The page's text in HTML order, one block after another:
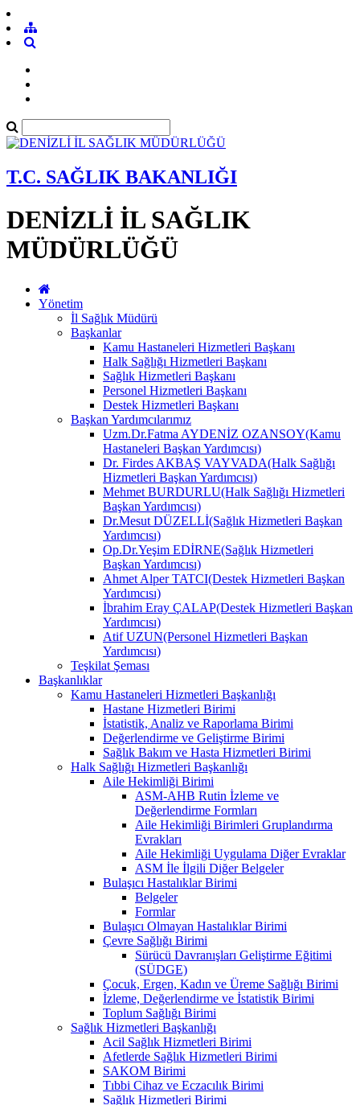
T.C. SAĞLIK BAKANLIĞI
DENİZLİ İL SAĞLIK
MÜDÜRLÜĞÜ
Yönetim
İl Sağlık Müdürü
Başkanlar
Kamu Hastaneleri Hizmetleri Başkanı
Halk Sağlığı Hizmetleri Başkanı
Sağlık Hizmetleri Başkanı
Personel Hizmetleri Başkanı
Destek Hizmetleri Başkanı
Başkan Yardımcılarımız
Uzm.Dr.Fatma AYDENİZ OZANSOY(Kamu
Hastaneleri Başkan Yardımcısı)
Dr. Firdes AKBAŞ VAYVADA(Halk Sağlığı
Hizmetleri Başkan Yardımcısı)
Mehmet BURDURLU(Halk Sağlığı Hizmetleri
Başkan Yardımcısı)
Dr.Mesut DÜZELLİ(Sağlık Hizmetleri Başkan
Yardımcısı)
Op.Dr.Yeşim EDİRNE(Sağlık Hizmetleri
Başkan Yardımcısı)
Ahmet Alper TATCI(Destek Hizmetleri Başkan
Yardımcısı)
İbrahim Eray ÇALAP(Destek Hizmetleri Başkan
Yardımcısı)
Atif UZUN(Personel Hizmetleri Başkan
Yardımcısı)
Teşkilat Şeması
Başkanlıklar
Kamu Hastaneleri Hizmetleri Başkanlığı
Hastane Hizmetleri Birimi
İstatistik, Analiz ve Raporlama Birimi
Değerlendirme ve Geliştirme Birimi
Sağlık Bakım ve Hasta Hizmetleri Birimi
Halk Sağlığı Hizmetleri Başkanlığı
Aile Hekimliği Birimi
ASM-AHB Rutin İzleme ve
Değerlendirme Formları
Aile Hekimliği Birimleri Gruplandırma
Evrakları
Aile Hekimliği Uygulama Diğer Evraklar
ASM İle İlgili Diğer Belgeler
Bulaşıcı Hastalıklar Birimi
Belgeler
Formlar
Bulaşıcı Olmayan Hastalıklar Birimi
Çevre Sağlığı Birimi
Sürücü Davranışları Geliştirme Eğitimi
(SÜDGE)
Çocuk, Ergen, Kadın ve Üreme Sağlığı Birimi
İzleme, Değerlendirme ve İstatistik Birimi
Toplum Sağlığı Birimi
Sağlık Hizmetleri Başkanlığı
Acil Sağlık Hizmetleri Birimi
Afetlerde Sağlık Hizmetleri Birimi
SAKOM Birimi
Tıbbi Cihaz ve Eczacılık Birimi
Sağlık Hizmetleri Birimi